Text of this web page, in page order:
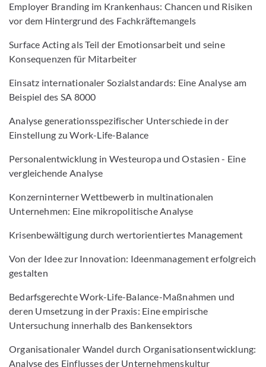
Employer Branding im Krankenhaus: Chancen und Risiken
vor dem Hintergrund des Fachkräftemangels
Surface Acting als Teil der Emotionsarbeit und seine
Konsequenzen für Mitarbeiter
Einsatz internationaler Sozialstandards: Eine Analyse am
Beispiel des SA 8000
Analyse generationsspezifischer Unterschiede in der
Einstellung zu Work-Life-Balance
Personalentwicklung in Westeuropa und Ostasien - Eine
vergleichende Analyse
Konzerninterner Wettbewerb in multinationalen
Unternehmen: Eine mikropolitische Analyse
Krisenbewältigung durch wertorientiertes Management
Von der Idee zur Innovation: Ideenmanagement erfolgreich
gestalten
Bedarfsgerechte Work-Life-Balance-Maßnahmen und
deren Umsetzung in der Praxis: Eine empirische
Untersuchung innerhalb des Bankensektors
Organisationaler Wandel durch Organisationsentwicklung:
Analyse des Einflusses der Unternehmenskultur